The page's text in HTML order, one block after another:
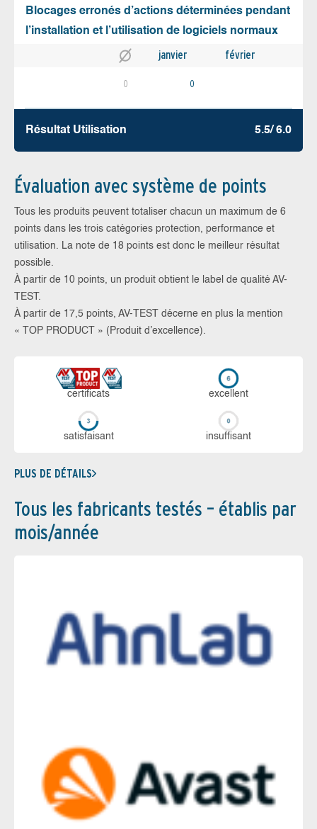
Blocages erronés d’actions déterminées pendant
l’installation et l’utilisation de logiciels normaux
janvier février
0 0
Résultat Utilisation 5.5/ 6.0
Évaluation avec système de points
Tous les produits peuvent totaliser chacun un maximum de 6
points dans les trois catégories protection, performance et
utilisation. La note de 18 points est donc le meilleur résultat
possible.
À partir de 10 points, un produit obtient le label de qualité AV-
TEST.
À partir de 17,5 points, AV-TEST décerne en plus la mention
« TOP PRODUCT » (Produit d’excellence).
certi­ficats ex­cellent
sa­tis­fai­sant in­suf­fi­sant
PLUS DE DÉTAILS
Tous les fabricants testés – établis par
mois/année